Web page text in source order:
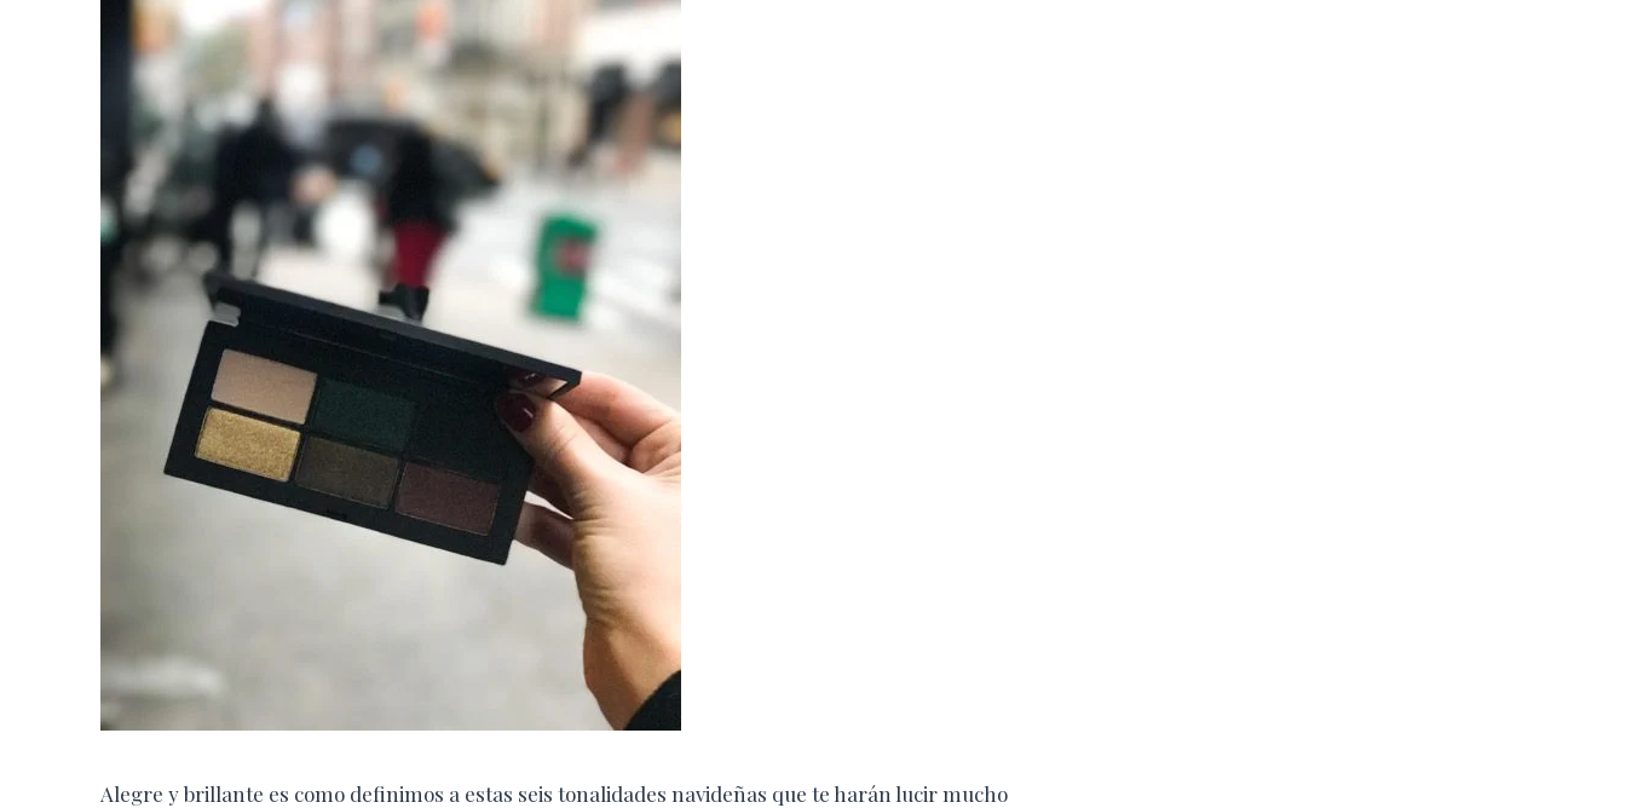
Alegre y brillante es como definimos a estas seis tonalidades navideñas que te harán lucir mucho